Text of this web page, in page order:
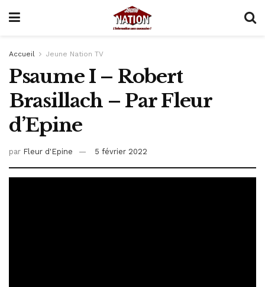
Accueil Jeune Nation TV
Psaume I – Robert
Brasillach – Par Fleur
d’Epine
par Fleur d'Epine 5 février 2022